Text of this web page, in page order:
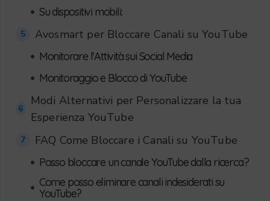
• Su dispositivi mobili:
5 Avosmart per Bloccare Canali su YouTube
• Monitorare l'Attività sui Social Media
• Monitoraggio e Blocco di YouTube
6
Modi Alternativi per Personalizzare la tua
Esperienza YouTube
7 FAQ Come Bloccare i Canali su YouTube
• Posso bloccare un canale YouTube dalla ricerca?
• Come posso eliminare canali indesiderati su
YouTube?